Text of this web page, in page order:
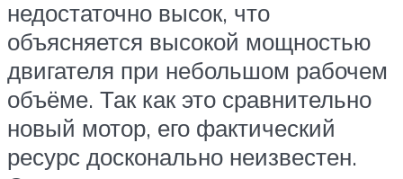
недостаточно высок, что
объясняется высокой мощностью
двигателя при небольшом рабочем
объёме. Так как это сравнительно
новый мотор, его фактический
ресурс досконально неизвестен.